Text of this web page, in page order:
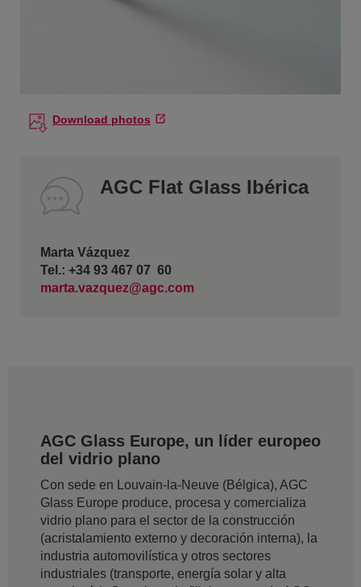
Download photos
AGC Flat Glass Ibérica
Marta Vázquez
Tel.: +34 93 467 07 60
marta.vazquez@agc.com
AGC Glass Europe, un líder europeo
del vidrio plano
Con sede en Louvain-la-Neuve (Bélgica), AGC
Glass Europe produce, procesa y comercializa
vidrio plano para el sector de la construcción
(acristalamiento externo y decoración interna), la
industria automovilística y otros sectores
industriales (transporte, energía solar y alta